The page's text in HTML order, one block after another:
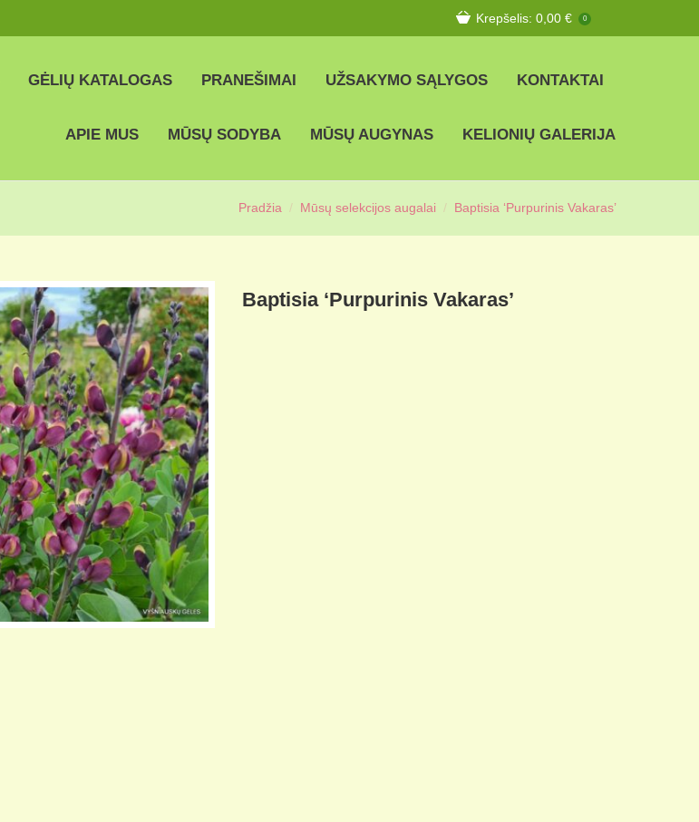
Krepšelis: 0,00 € 0
GĖLIŲ KATALOGAS PRANEŠIMAI UŽSAKYMO SĄLYGOS KONTAKTAI
APIE MUS MŪSŲ SODYBA MŪSŲ AUGYNAS KELIONIŲ GALERIJA
Pradžia Mūsų selekcijos augalai Baptisia ‘Purpurinis Vakaras’
Baptisia ‘Purpurinis Vakaras’